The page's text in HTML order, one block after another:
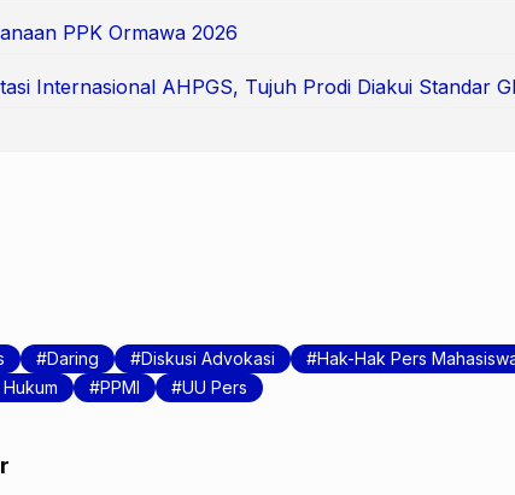
PPK Ormawa 2026
Internasional AHPGS, Tujuh Prodi Diakui Standar
Daring Diskusi Advokasi
Hak-Hak Pers
PPMI UU Pers